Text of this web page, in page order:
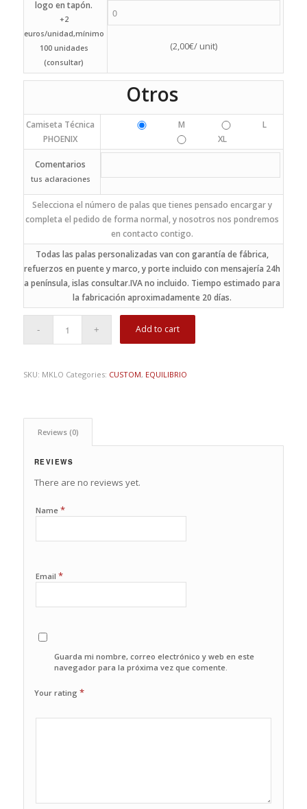
logo en tapón.
+2
euros/unidad,mínimo
100 unidades
(consultar)
(2,00€/ unit)
Otros
Camiseta Técnica
PHOENIX
M
L
XL
Comentarios
tus aclaraciones
Selecciona el número de palas que tienes pensado encargar y
completa el pedido de forma normal, y nosotros nos pondremos
en contacto contigo.
Todas las palas personalizadas van con garantía de fábrica,
refuerzos en puente y marco, y porte incluido con mensajería 24h
a península, islas consultar.IVA no incluido. Tiempo estimado para
la fabricación aproximadamente 20 días.
Add to cart
SKU: MKLO Categories: CUSTOM, EQUILIBRIO
Reviews (0)
REVIEWS
There are no reviews yet.
Name *
Email *
Guarda mi nombre, correo electrónico y web en este
navegador para la próxima vez que comente.
Your rating *
1
2
3
4
5